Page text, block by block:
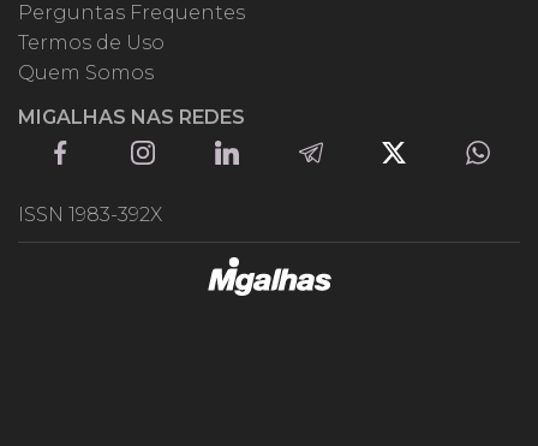
Perguntas Frequentes
Termos de Uso
Quem Somos
MIGALHAS NAS REDES
ISSN 1983-392X